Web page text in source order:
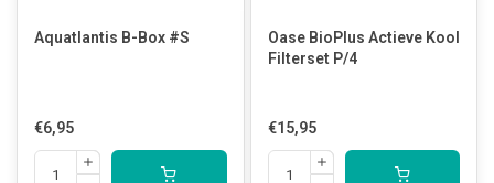
Aquatlantis B-Box #S
€6,95
Oase BioPlus Actieve Kool
Filterset P/4
€15,95